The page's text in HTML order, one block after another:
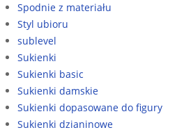
Spodnie z materiału
Styl ubioru
sublevel
Sukienki
Sukienki basic
Sukienki damskie
Sukienki dopasowane do figury
Sukienki dzianinowe